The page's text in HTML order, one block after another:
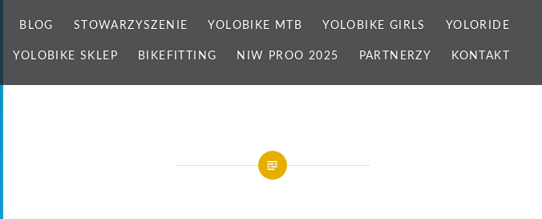
BLOG STOWARZYSZENIE YOLOBIKE MTB YOLOBIKE GIRLS YOLORIDE
YOLOBIKE SKLEP BIKEFITTING NIW PROO 2025 PARTNERZY KONTAKT